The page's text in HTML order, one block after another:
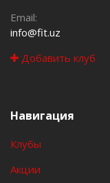
Email:
info@fit.uz
Добавить клуб
Навигация
Клубы
Акции